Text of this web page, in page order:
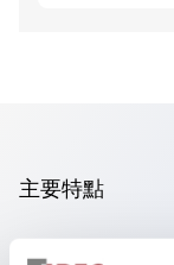
主要特點